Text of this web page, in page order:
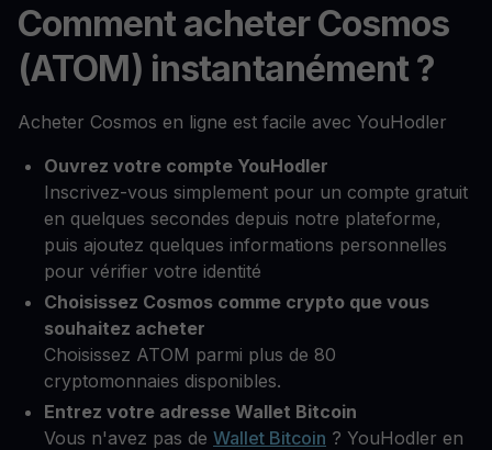
Comment acheter Cosmos
(ATOM) instantanément ?
Acheter Cosmos en ligne est facile avec YouHodler
Ouvrez votre compte YouHodler
Inscrivez-vous simplement pour un compte gratuit
en quelques secondes depuis notre plateforme,
puis ajoutez quelques informations personnelles
pour vérifier votre identité
Choisissez Cosmos comme crypto que vous
souhaitez acheter
Choisissez ATOM parmi plus de 80
cryptomonnaies disponibles.
Entrez votre adresse Wallet Bitcoin
Vous n'avez pas de Wallet Bitcoin ? YouHodler en